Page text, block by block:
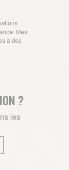
Mes
à des
?
les